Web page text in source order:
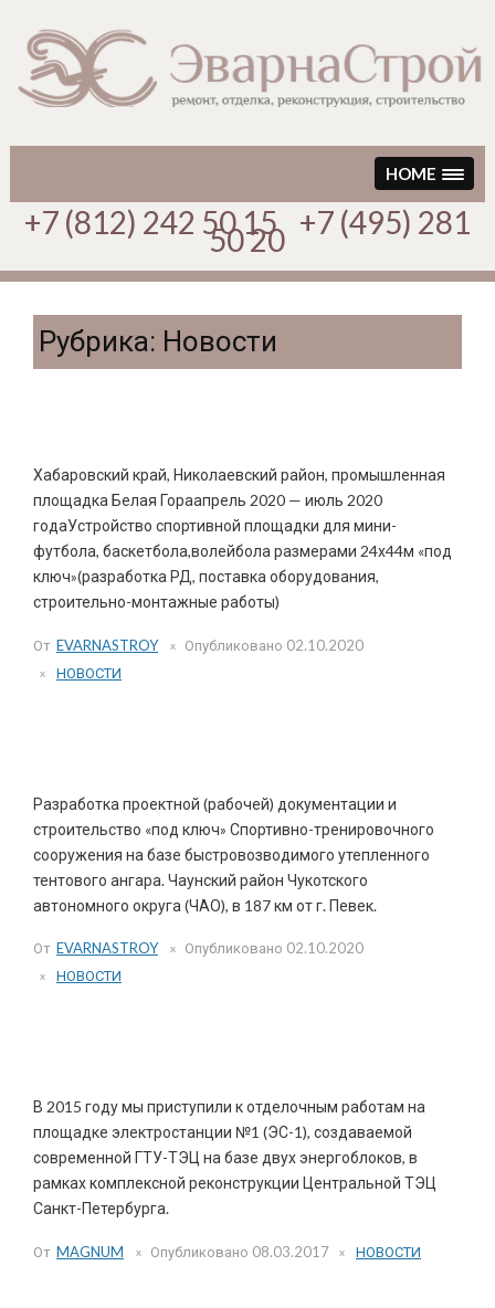
HOME
+7 (812) 242 50 15 +7 (495) 281
50 20
Рубрика: Новости
Хабаровский край, Николаевский район, промышленная
площадка Белая Гораапрель 2020 — июль 2020
годаУстройство спортивной площадки для мини-
футбола, баскетбола,волейбола размерами 24х44м «под
ключ»(разработка РД, поставка оборудования,
строительно-монтажные работы)
От EVARNASTROY Опубликовано 02.10.2020
НОВОСТИ
Разработка проектной (рабочей) документации и
строительство «под ключ» Спортивно-тренировочного
сооружения на базе быстровозводимого утепленного
тентового ангара. Чаунский район Чукотского
автономного округа (ЧАО), в 187 км от г. Певек.
От EVARNASTROY Опубликовано 02.10.2020
НОВОСТИ
В 2015 году мы приступили к отделочным работам на
площадке электростанции №1 (ЭС-1), создаваемой
современной ГТУ-ТЭЦ на базе двух энергоблоков, в
рамках комплексной реконструкции Центральной ТЭЦ
Санкт-Петербурга.
От MAGNUM Опубликовано 08.03.2017 НОВОСТИ